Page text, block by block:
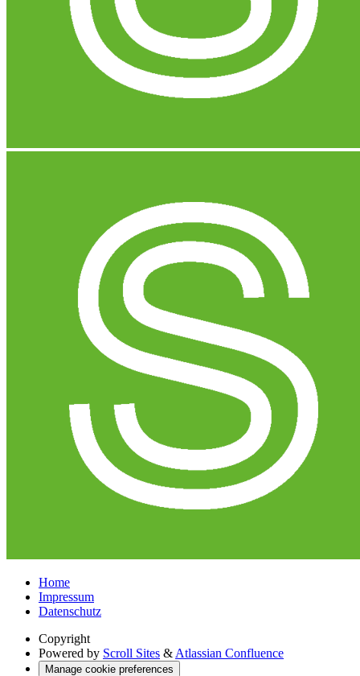
Home
Impressum
Datenschutz
Copyright
Powered by Scroll Sites & Atlassian Confluence
Manage cookie preferences